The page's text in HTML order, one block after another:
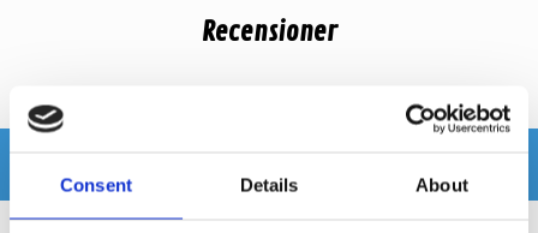
Consent Details About
Recensioner